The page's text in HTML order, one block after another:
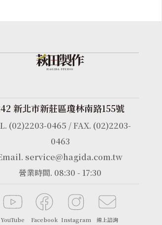
新北市新莊區瓊林南路155號
(02)2203-0465 / FAX. (02)2203-
0463
service@hagida.com.tw
營業時間. 08:30 - 17:30
YouTube Facebook Instagram 線上諮詢